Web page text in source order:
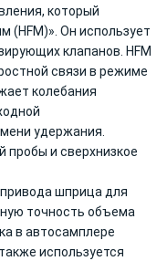
который
(HFM)». Он использует
клапанов. HFM
связи в режиме
колебания
удержания.
пробы и сверхнизкое
шприца для
точность объема
в автосамплере
используется